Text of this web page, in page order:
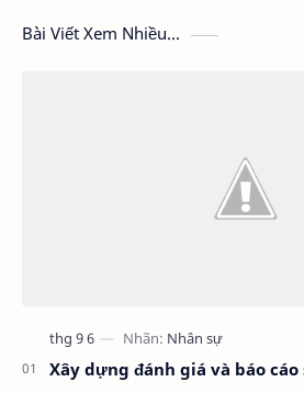
Bài Viết Xem Nhiều...
Xây dựng đánh giá và báo